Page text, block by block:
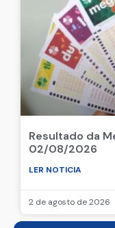
Resultado da
02/08/2026
LER NOTICIA
2 de agosto de 2026